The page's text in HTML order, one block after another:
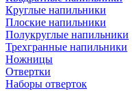
Круглые напильники
Плоские напильники
Полукруглые напильники
Трехгранные напильники
Ножницы
Отвертки
Наборы отверток